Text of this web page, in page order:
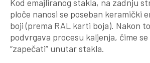
Kod emajliranog stakla, na zadnju
ploče nanosi se poseban keramički
boji (prema RAL karti boja). Nakon
podvrgava procesu kaljenja, čime
“zapečati” unutar stakla.